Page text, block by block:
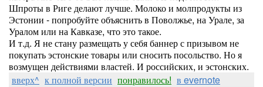
Шпроты в Риге делают лучше. Молоко и молпродукты из
Эстонии - попробуйте объяснить в Поволжье, на Урале, за
Уралом или на Кавказе, что это такое.
И т.д. Я не стану размещать у себя баннер с призывом не
покупать эстонские товары или сносить посольство. Но я
возмущен действиями властей. И российских, и эстонских.
вверх^ к полной версии понравилось! в evernote